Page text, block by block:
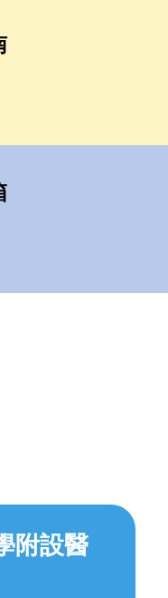
附設醫